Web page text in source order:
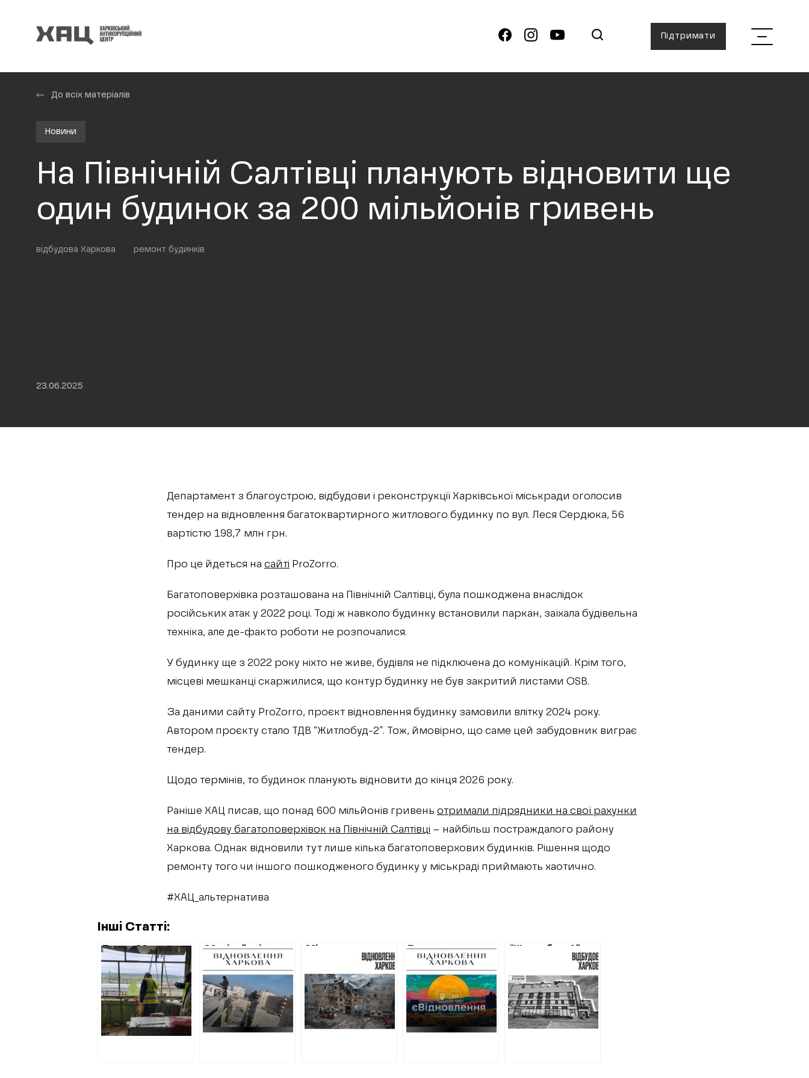
Підтримати
До всіх матеріалів
Новини
На Північній Салтівці планують відновити ще
один будинок за 200 мільйонів гривень
відбудова Харкова ремонт будинків
23.06.2025
Департамент з благоустрою, відбудови і реконструкції Харківської міськради оголосив
тендер на відновлення багатоквартирного житлового будинку по вул. Леся Сердюка, 56
вартістю 198,7 млн грн.
Про це йдеться на сайті ProZorro.
Багатоповерхівка розташована на Північній Салтівці, була пошкоджена внаслідок
російських атак у 2022 році. Тоді ж навколо будинку встановили паркан, заїхала будівельна
техніка, але де-факто роботи не розпочалися.
У будинку ще з 2022 року ніхто не живе, будівля не підключена до комунікацій. Крім того,
місцеві мешканці скаржилися, що контур будинку не був закритий листами OSB.
За даними сайту ProZorro, проєкт відновлення будинку замовили влітку 2024 року.
Автором проєкту стало ТДВ “Житлобуд-2”. Тож, ймовірно, що саме цей забудовник виграє
тендер.
Щодо термінів, то будинок планують відновити до кінця 2026 року.
Раніше ХАЦ писав, що понад 600 мільйонів гривень отримали підрядники на свої рахунки
на відбудову багатоповерхівок на Північній Салтівці – найбільш постраждалого району
Харкова. Однак відновили тут лише кілька багатоповерхових будинків. Рішення щодо
ремонту того чи іншого пошкодженого будинку у міськраді приймають хаотично.
#ХАЦ_альтернатива
Інші Статті:
Понад 20
мільйонів на
відбудову
харківських
багатоповерхівок
у серпні: які
будинки
профінансували
20 мільйонів на
відбудову
харківських
багатоповерхівок
від початку осені:
які будинки
профінансували
Міськрада
тендер на
відновлення
будинку у центрі
Харкова, який
планували знести
Програма
“єВідновлення” на
Харківщині:
цифри, проплати
та проблеми
“Житлобуд-1”
відремонтує
“Віденський
будинок” зі
значними
переплатами